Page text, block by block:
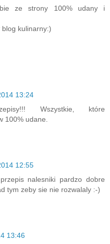
ze strony 100% udany i
kulinarny:)
13:24
Wszystkie, które
100% udane.
12:55
nalesniki pardzo dobre
tym zeby sie nie rozwalaly :-)
13:46